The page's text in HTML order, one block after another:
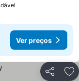
Ver preços
Partilhar